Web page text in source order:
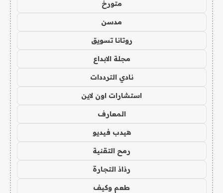
متورخ
مدسن
روتانا تسويق
مجلة الابداع
نادي الترددات
استشارات اون لاين
المعارف
هيدب فيديو
رمح التقنية
رذاذ التجارة
طعم وكيف